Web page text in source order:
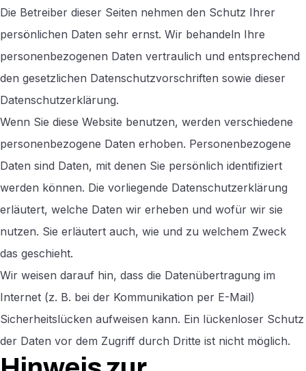
Die Betreiber dieser Seiten nehmen den Schutz Ihrer
persönlichen Daten sehr ernst. Wir behandeln Ihre
personenbezogenen Daten vertraulich und entsprechend
den gesetzlichen Datenschutzvorschriften sowie dieser
Datenschutzerklärung.
Wenn Sie diese Website benutzen, werden verschiedene
personenbezogene Daten erhoben. Personenbezogene
Daten sind Daten, mit denen Sie persönlich identifiziert
werden können. Die vorliegende Datenschutzerklärung
erläutert, welche Daten wir erheben und wofür wir sie
nutzen. Sie erläutert auch, wie und zu welchem Zweck
das geschieht.
Wir weisen darauf hin, dass die Datenübertragung im
Internet (z. B. bei der Kommunikation per E-Mail)
Sicherheitslücken aufweisen kann. Ein lückenloser Schutz
der Daten vor dem Zugriff durch Dritte ist nicht möglich.